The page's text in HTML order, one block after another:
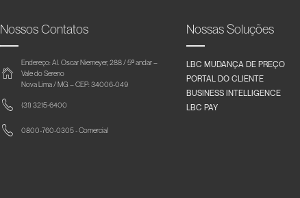
Nossos Contatos
Endereço: Al. Oscar Niemeyer, 288 / 5º andar –
Vale do Sereno
Nova Lima / MG – CEP: 34006-049
(31) 3215-6400
0800-760-0305 - Comercial
Nossas Soluções
LBC MUDANÇA DE PREÇO
PORTAL DO CLIENTE
BUSINESS INTELLIGENCE
LBC PAY